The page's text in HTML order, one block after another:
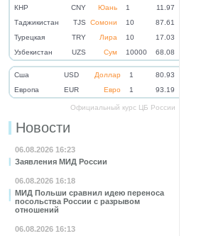
КНР
CNY Юань 1
11.97
Таджикистан
TJS Сомони 10
87.61
Турецкая
TRY Лира 10
17.03
Узбекистан
UZS Сум 10000 68.08
Cша USD Доллар 1
80.93
Eвропа
EUR Евро 1 93.19
Официальный курс ЦБ России
Новости
06.08.2026 16:23
Заявления МИД России
06.08.2026 16:18
МИД Польши сравнил идею переноса
посольства России с разрывом
отношений
06.08.2026 16:13